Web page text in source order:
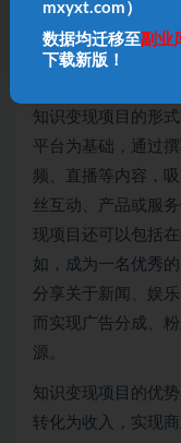
值的平衡。知识变
会结合，通过自媒
知识变现项目的形
平台为基础，通过
频、直播等内容，
丝互动、产品或服
现项目还可以包括
如，成为一名优秀
分享关于新闻、娱
而实现广告分成、
源。
知识变现项目的优
转化为收入，实现
mxyxt.com）
数据均迁移至副业
下载新版！